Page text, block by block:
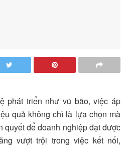
phát triển như vũ bão, việc áp
quả không chỉ là lựa chọn mà
quyết để doanh nghiệp đạt được
vượt trội trong việc kết nối,